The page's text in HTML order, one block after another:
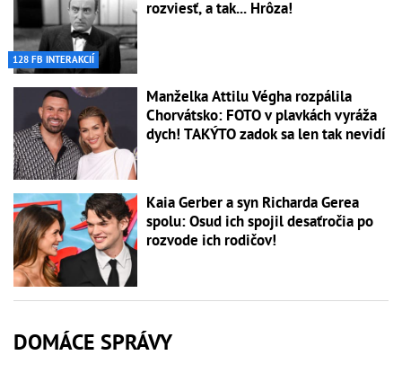
128 FB INTERAKCIÍ
rozviesť, a tak... Hrôza!
Manželka Attilu Végha rozpálila
Chorvátsko: FOTO v plavkách vyráža
dych! TAKÝTO zadok sa len tak nevidí
Kaia Gerber a syn Richarda Gerea
spolu: Osud ich spojil desaťročia po
rozvode ich rodičov!
DOMÁCE SPRÁVY